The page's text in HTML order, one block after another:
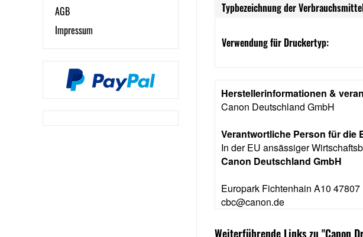
AGB
Impressum
Typbezeichnung der
Verwendung für Druckertyp:
Herstellerinformationen &
Canon Deutschland GmbH
Verantwortliche Person für die
In der EU ansässiger
Canon Deutschland GmbH
Europark Fichtenhain A10
cbc@canon.de
Weiterführende Links zu "Canon